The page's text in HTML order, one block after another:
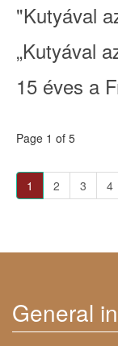
"Kutyával
„Kutyával
15 éves a
Page 1 of 5
1 2 3 4
General